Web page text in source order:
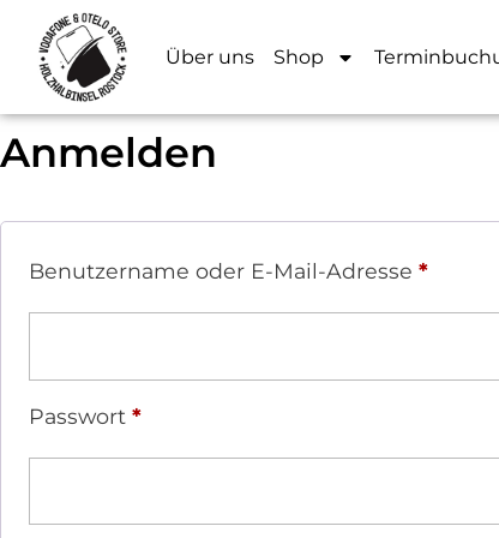
Über uns Shop
Anmelden
Benutzername oder E-Mail-Adresse *
Passwort *